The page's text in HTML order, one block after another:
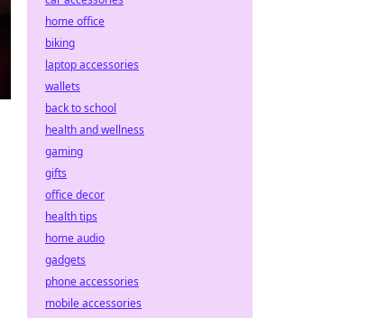
home office
biking
laptop accessories
wallets
back to school
health and wellness
gaming
gifts
office decor
health tips
home audio
gadgets
phone accessories
mobile accessories